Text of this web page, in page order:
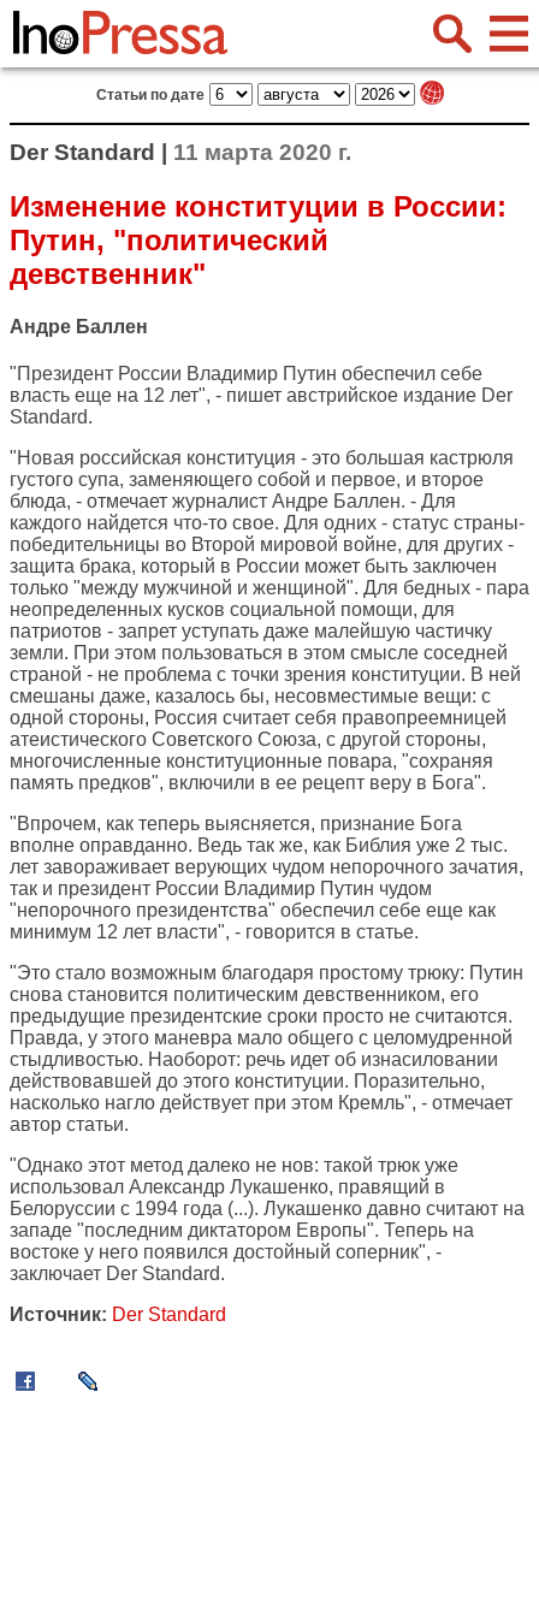
Статьи по дате
Der Standard | 11 марта 2020 г.
Изменение конституции в России:
Путин, "политический
девственник"
Андре Баллен
"Президент России Владимир Путин обеспечил себе
власть еще на 12 лет", - пишет австрийское издание Der
Standard.
"Новая российская конституция - это большая кастрюля
густого супа, заменяющего собой и первое, и второе
блюда, - отмечает журналист Андре Баллен. - Для
каждого найдется что-то свое. Для одних - статус страны-
победительницы во Второй мировой войне, для других -
защита брака, который в России может быть заключен
только "между мужчиной и женщиной". Для бедных - пара
неопределенных кусков социальной помощи, для
патриотов - запрет уступать даже малейшую частичку
земли. При этом пользоваться в этом смысле соседней
страной - не проблема с точки зрения конституции. В ней
смешаны даже, казалось бы, несовместимые вещи: с
одной стороны, Россия считает себя правопреемницей
атеистического Советского Союза, с другой стороны,
многочисленные конституционные повара, "сохраняя
память предков", включили в ее рецепт веру в Бога".
"Впрочем, как теперь выясняется, признание Бога
вполне оправданно. Ведь так же, как Библия уже 2 тыс.
лет завораживает верующих чудом непорочного зачатия,
так и президент России Владимир Путин чудом
"непорочного президентства" обеспечил себе еще как
минимум 12 лет власти", - говорится в статье.
"Это стало возможным благодаря простому трюку: Путин
снова становится политическим девственником, его
предыдущие президентские сроки просто не считаются.
Правда, у этого маневра мало общего с целомудренной
стыдливостью. Наоборот: речь идет об изнасиловании
действовавшей до этого конституции. Поразительно,
насколько нагло действует при этом Кремль", - отмечает
автор статьи.
"Однако этот метод далеко не нов: такой трюк уже
использовал Александр Лукашенко, правящий в
Белоруссии с 1994 года (...). Лукашенко давно считают на
западе "последним диктатором Европы". Теперь на
востоке у него появился достойный соперник", -
заключает Der Standard.
Источник: Der Standard